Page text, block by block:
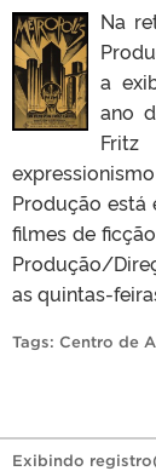
Na
a
ano
Produção está
filmes de
Produção/
as quintas-
Tags: Centro de
Exibindo